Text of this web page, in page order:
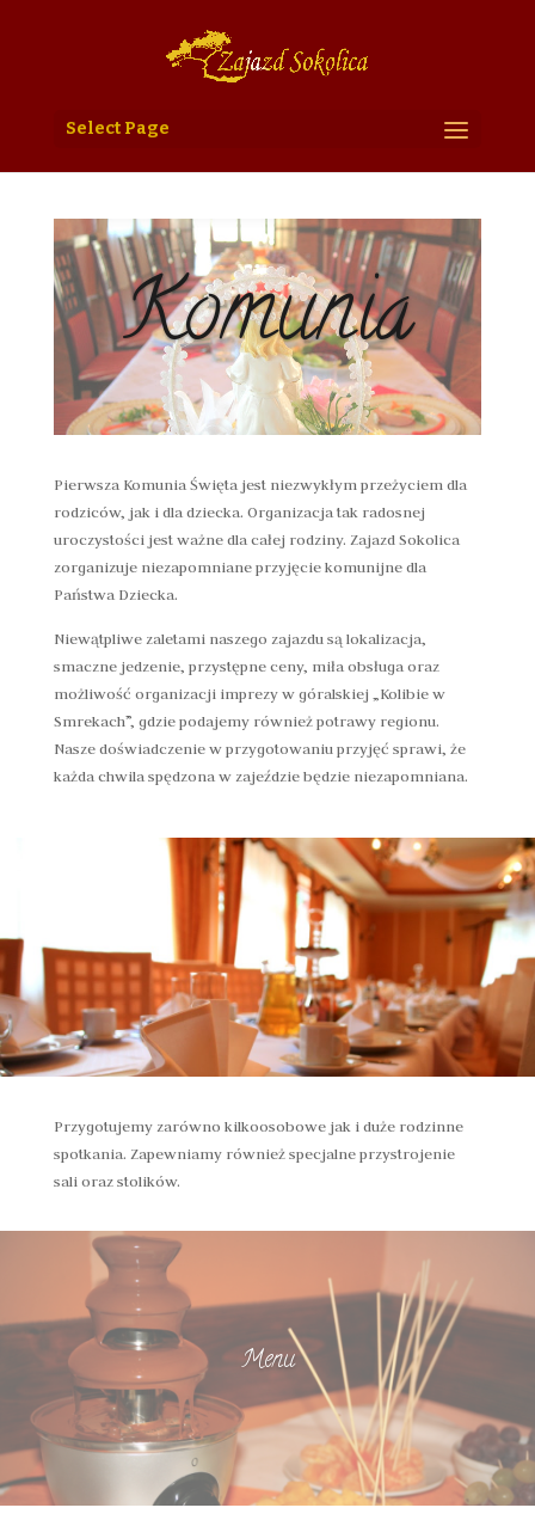
Select Page
Komunia
Pierwsza Komunia Święta jest niezwykłym przeżyciem dla
rodziców, jak i dla dziecka. Organizacja tak radosnej
uroczystości jest ważne dla całej rodziny. Zajazd Sokolica
zorganizuje niezapomniane przyjęcie komunijne dla
Państwa Dziecka.
Niewątpliwe zaletami naszego zajazdu są lokalizacja,
smaczne jedzenie, przystępne ceny, miła obsługa oraz
możliwość organizacji imprezy w góralskiej „Kolibie w
Smrekach”, gdzie podajemy również potrawy regionu.
Nasze doświadczenie w przygotowaniu przyjęć sprawi, że
każda chwila spędzona w zajeździe będzie niezapomniana.
Przygotujemy zarówno kilkoosobowe jak i duże rodzinne
spotkania. Zapewniamy również specjalne przystrojenie
sali oraz stolików.
Menu